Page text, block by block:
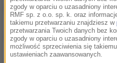
(es)
Dalsza część artykułu pod
zgody w oparciu o uzasadniony
RMF sp. z o.o. sp. k. oraz
takiemu przetwarzaniu znajdziesz w
przetwarzania Twoich danych bez
zgody w oparciu o uzasadniony
możliwość sprzeciwienia się
ustawieniach zaawansowanych.